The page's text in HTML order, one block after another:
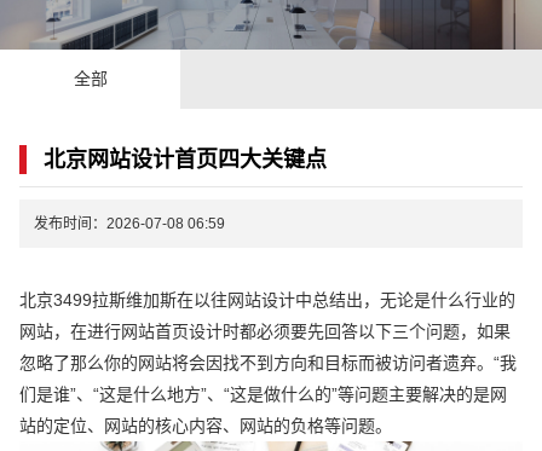
全部
北京网站设计首页四大关键点
发布时间：2026-07-08 06:59
北京3499拉斯维加斯在以往网站设计中总结出，无论是什么行业的
网站，在进行网站首页设计时都必须要先回答以下三个问题，如果
忽略了那么你的网站将会因找不到方向和目标而被访问者遗弃。“我
们是谁”、“这是什么地方”、“这是做什么的”等问题主要解决的是网
站的定位、网站的核心内容、网站的负格等问题。